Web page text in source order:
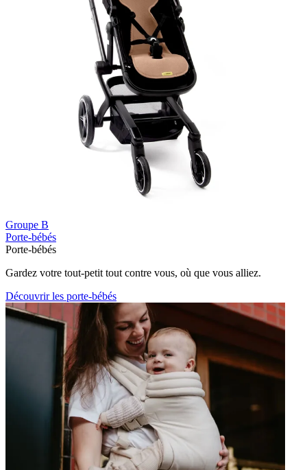
Groupe B
Porte-bébés
Porte-bébés
Gardez votre tout-petit tout contre vous, où que vous alliez.
Découvrir les porte-bébés